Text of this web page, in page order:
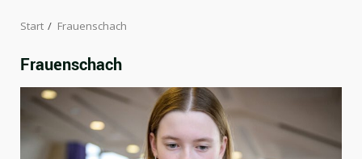
Start Frauenschach
Frauenschach